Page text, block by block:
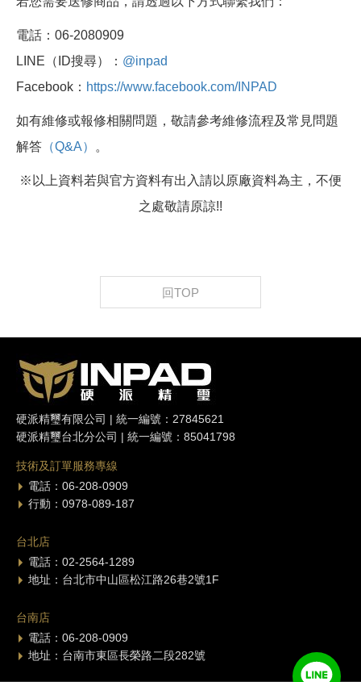
電話：06-2080909
LINE（ID搜尋）： @inpad
Facebook： https://www.facebook.com/INPAD
如有維修或報修相關問題，敬請參考維修流程及常見問題
解答 （Q&A） 。
※以上資料若與官方資料有出入請以原廠資料為主，不便
之處敬請原諒!!
回TOP
硬派精璽有限公司 | 統一編號：27845621
硬派精璽台北分公司 | 統一編號：85041798
技術及訂單服務專線
電話：06-208-0909
行動：0978-089-187
台北店
電話：02-2564-1289
地址：台北市中山區松江路26巷2號1F
台南店
電話：06-208-0909
地址：台南市東區長榮路二段282號